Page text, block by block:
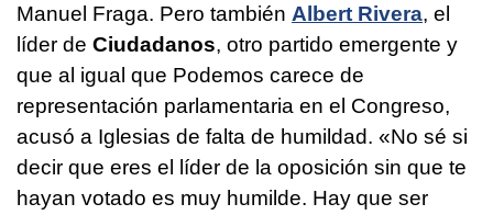
Manuel Fraga. Pero también Albert Rivera, el
líder de Ciudadanos, otro partido emergente y
que al igual que Podemos carece de
representación parlamentaria en el Congreso,
acusó a Iglesias de falta de humildad. «No sé si
decir que eres el líder de la oposición sin que te
hayan votado es muy humilde. Hay que ser